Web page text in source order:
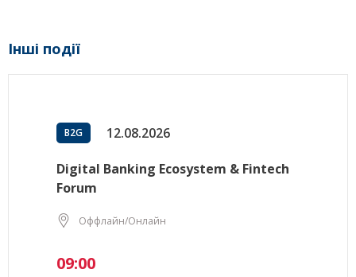
Інші події
B2G 12.08.2026
Digital Banking Ecosystem & Fintech
Forum
Оффлайн/Онлайн
09:00